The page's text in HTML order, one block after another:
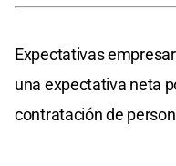
Expectativas
una expectativa neta
contratación de